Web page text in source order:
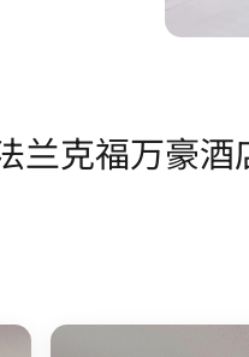
兰克福万豪